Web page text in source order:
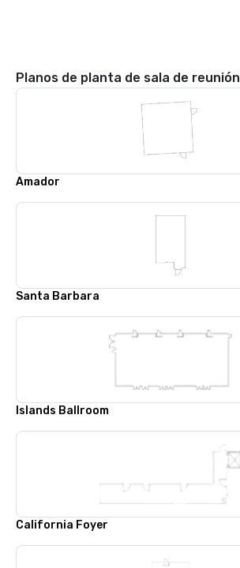
Planos de planta de sala de reunión
Amador
Santa Barbara
Islands Ballroom
California Foyer